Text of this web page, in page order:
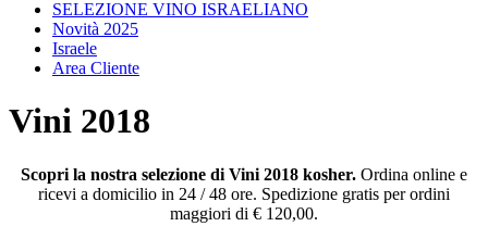
SELEZIONE VINO ISRAELIANO
Novità 2025
Israele
Area Cliente
Vini 2018
Scopri la nostra selezione di Vini 2018 kosher. Ordina online e
ricevi a domicilio in 24 / 48 ore. Spedizione gratis per ordini
maggiori di € 120,00.